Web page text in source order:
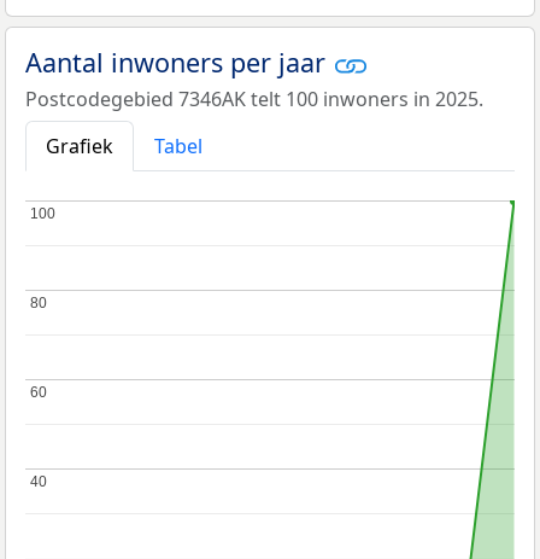
Aantal inwoners per jaar
Postcodegebied 7346AK telt 100 inwoners in 2025.
Grafiek
Tabel
40
40
60
60
80
80
100
100